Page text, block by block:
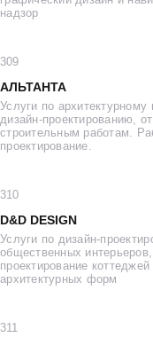
надзор
309
АЛЬТАНТА
Услуги по архитектурному
дизайн-проектированию,
строительным работам.
проектирование.
310
D&D DESIGN
Услуги по дизайн-
общественных
проектирование
архитектурных форм
311